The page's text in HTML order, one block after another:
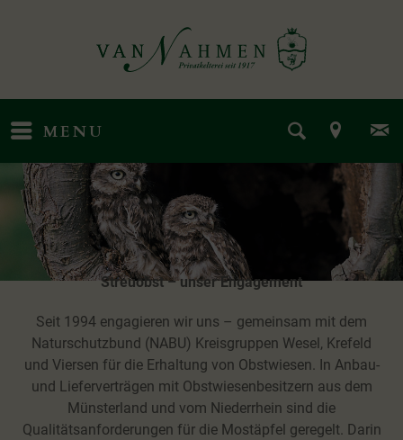
MENU
Streuobst – unser Engagement
Seit 1994 engagieren wir uns – gemeinsam mit dem
Naturschutzbund (NABU) Kreisgruppen Wesel, Krefeld
und Viersen für die Erhaltung von Obstwiesen. In Anbau-
und Lieferverträgen mit Obstwiesenbesitzern aus dem
Münsterland und vom Niederrhein sind die
Qualitätsanforderungen für die Mostäpfel geregelt. Darin